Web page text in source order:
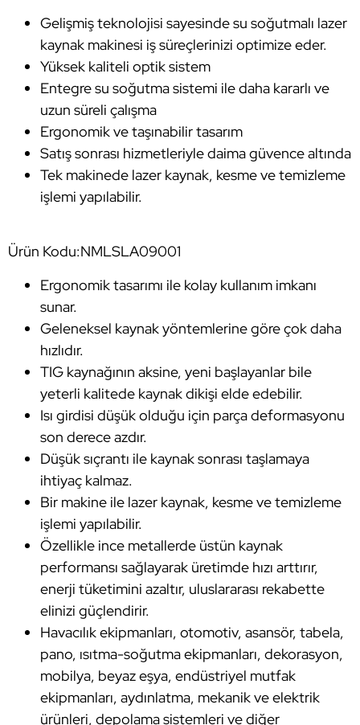
Gelişmiş teknolojisi sayesinde su soğutmalı lazer
kaynak makinesi iş süreçlerinizi optimize eder.
Yüksek kaliteli optik sistem
Entegre su soğutma sistemi ile daha kararlı ve
uzun süreli çalışma
Ergonomik ve taşınabilir tasarım
Satış sonrası hizmetleriyle daima güvence altında
Tek makinede lazer kaynak, kesme ve temizleme
işlemi yapılabilir.
Ürün Kodu:NMLSLA09001
Ergonomik tasarımı ile kolay kullanım imkanı
sunar.
Geleneksel kaynak yöntemlerine göre çok daha
hızlıdır.
TIG kaynağının aksine, yeni başlayanlar bile
yeterli kalitede kaynak dikişi elde edebilir.
Isı girdisi düşük olduğu için parça deformasyonu
son derece azdır.
Düşük sıçrantı ile kaynak sonrası taşlamaya
ihtiyaç kalmaz.
Bir makine ile lazer kaynak, kesme ve temizleme
işlemi yapılabilir.
Özellikle ince metallerde üstün kaynak
performansı sağlayarak üretimde hızı arttırır,
enerji tüketimini azaltır, uluslararası rekabette
elinizi güçlendirir.
Havacılık ekipmanları, otomotiv, asansör, tabela,
pano, ısıtma-soğutma ekipmanları, dekorasyon,
mobilya, beyaz eşya, endüstriyel mutfak
ekipmanları, aydınlatma, mekanik ve elektrik
ürünleri, depolama sistemleri ve diğer